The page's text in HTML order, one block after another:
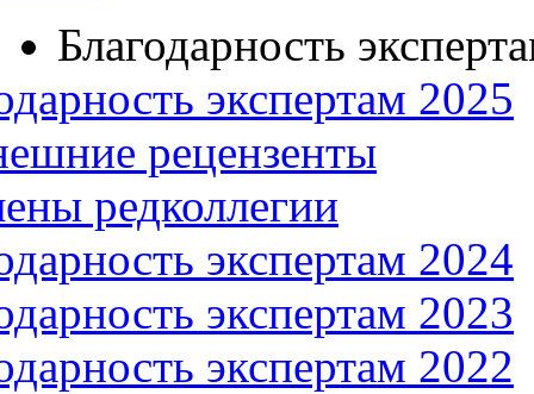
Благодарность
экспертам 2025
рецензенты
редколлегии
экспертам 2024
экспертам 2023
экспертам 2022